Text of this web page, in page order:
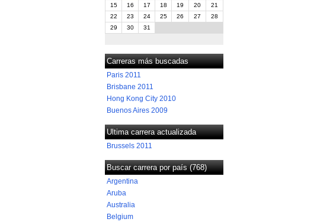
15
16 17 18 19 20
21
22
23 24 25 26 27
28
29
30 31
Carreras más buscadas
Paris 2011
Brisbane 2011
Hong Kong City 2010
Buenos Aires 2009
Ultima carrera actualizada
Brussels 2011
Buscar carrera por país (768)
Argentina
Aruba
Australia
Belgium